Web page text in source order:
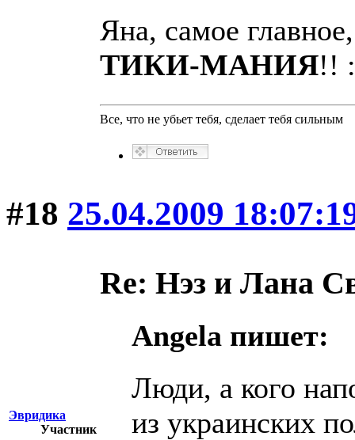
Яна, самое
ТИКИ-МАНИЯ!!
Все, что не убьет тебя, сделает тебя сильным
#18 25.04.2009
Эвридика
Участник
Re: Нэз и Лана
Angela пишет:
Люди, а кого
из украинских